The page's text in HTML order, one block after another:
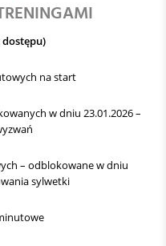
na start
w dniu 23.01.2026 –
– odblokowane w dniu
sylwetki